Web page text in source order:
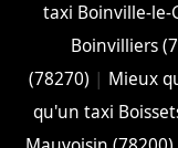
taxi Boinville-le-
Boinvilliers
(78270) | Mieux
qu'un taxi